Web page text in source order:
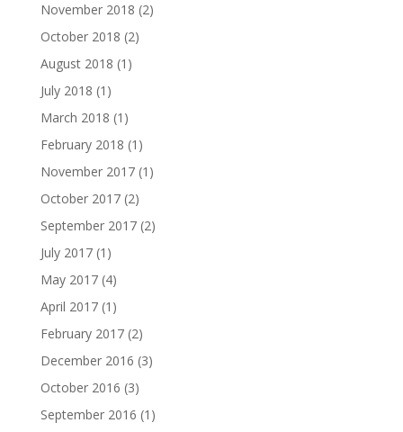
November 2018 (2)
October 2018 (2)
August 2018 (1)
July 2018 (1)
March 2018 (1)
February 2018 (1)
November 2017(1)
October 2017(2)
September 2017(2)
July 2017(1)
May 2017(4)
April 2017(1)
February 2017(2)
December 2016 (3)
October 2016 (3)
September 2016 (1)